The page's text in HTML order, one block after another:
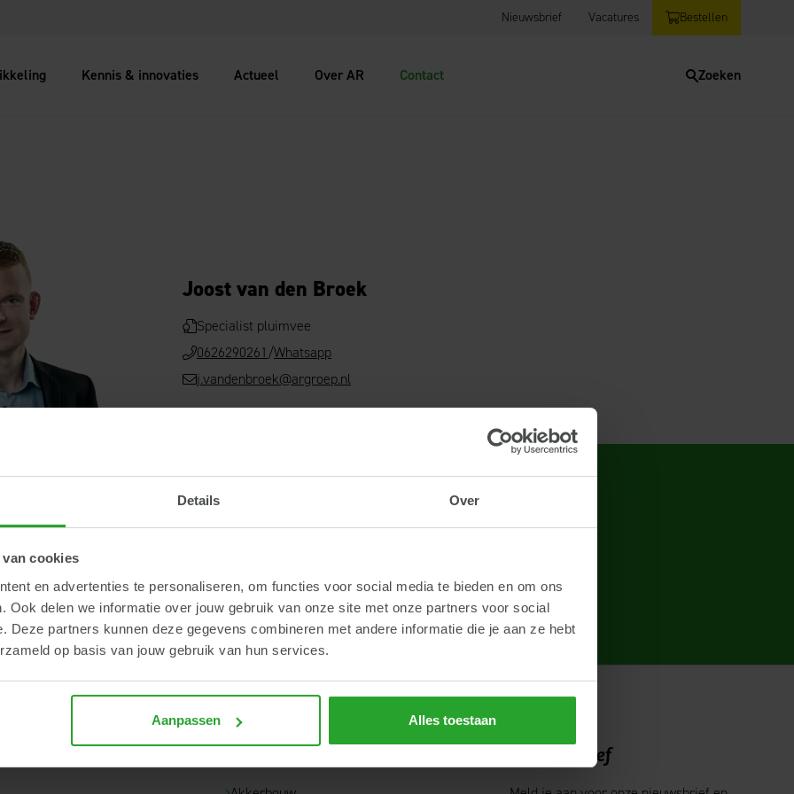
Details Over
cookies
en advertenties te personaliseren, om functies voor social media te bieden en om ons
Ook delen we informatie over jouw gebruik van onze site met onze partners voor social
Deze partners kunnen deze gegevens combineren met andere informatie die je aan ze hebt
op basis van jouw gebruik van hun services.
Aanpassen Alles toestaan
Nieuwsbrief Vacatures Bestellen
Kennis & innovaties Actueel Over AR Contact Zoeken
Joost van den Broek
Specialist pluimvee
0626290261/Whatsapp
j.vandenbroek@argroep.nl
Telefoonnummer Bel mij terug
Nieuwsbrief